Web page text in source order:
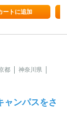
ートに追加
都
神奈川県
ャンパスをさ